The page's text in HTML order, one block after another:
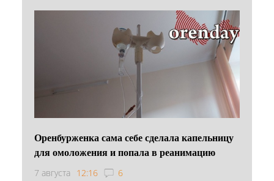
Оренбурженка сама себе сделала капельницу
для омоложения и попала в реанимацию
7 августа 12:16 6